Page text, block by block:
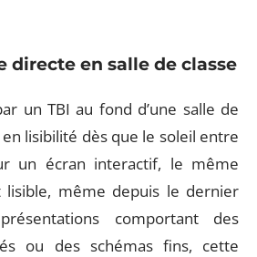
directe en salle de classe
un TBI au fond d’une salle de
lisibilité dès que le soleil entre
un écran interactif, le même
même depuis le dernier
comportant des
ou des schémas fins, cette